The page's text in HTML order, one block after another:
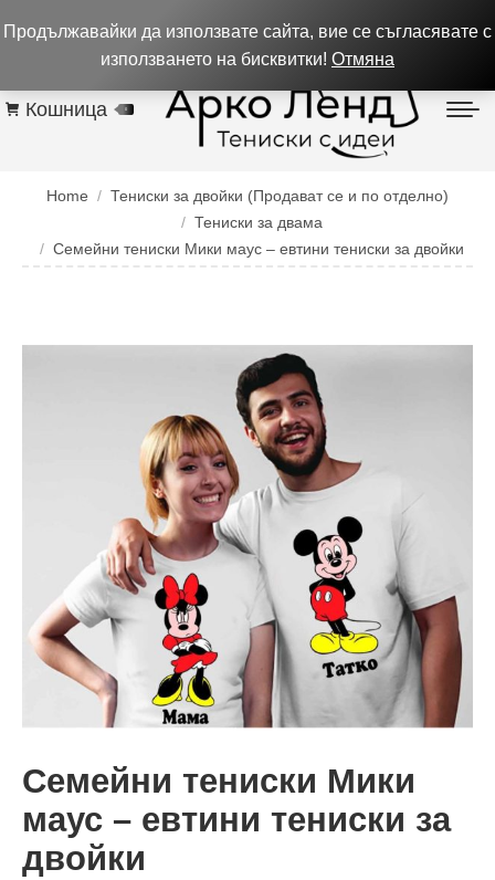
Контакти
Кошница
Home
Тениски за двойки (Продават се и по отделно)
Тениски за двама
Семейни тениски Мики маус – евтини тениски за двойки
Семейни тениски Мики
маус – евтини тениски за
двойки
Продължавайки да използвате сайта, вие се съгласявате с
използването на бисквитки! Отмяна